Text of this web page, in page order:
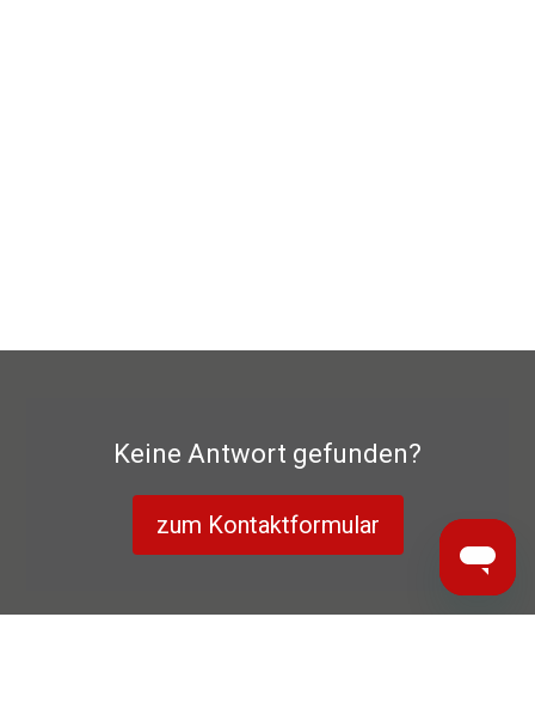
Keine Antwort gefunden?
zum Kontaktformular